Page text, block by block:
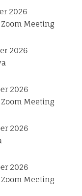
2026
Meeting
2026
2026
Meeting
2026
2026
Meeting